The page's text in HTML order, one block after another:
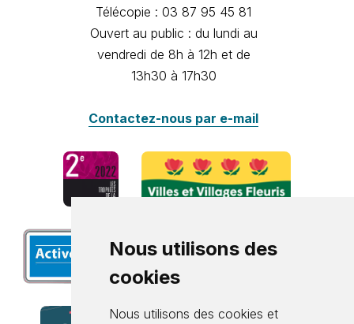
Nous utilisons des
cookies
Nous utilisons des cookies et
Télécopie : 03 87 95 45 81
Ouvert au public : du lundi au
vendredi de 8h à 12h et de
13h30 à 17h30
Contactez-nous par e-mail